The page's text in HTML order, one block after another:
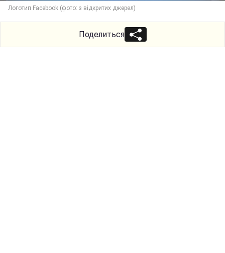
Логотип Facebook (фото: з відкритих джерел)
Поделиться